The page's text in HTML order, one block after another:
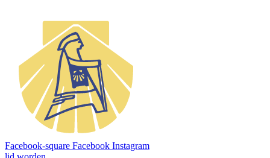
Facebook-square Facebook Instagram